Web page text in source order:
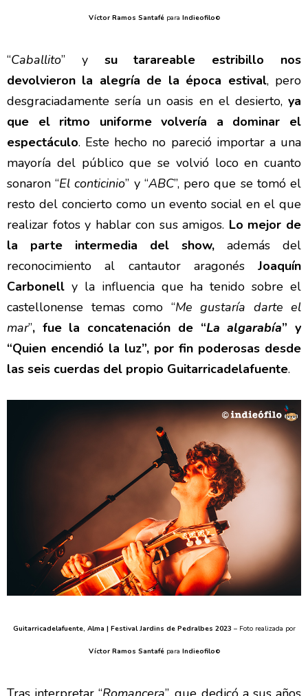
Víctor Ramos Santafépara Indieofilo©
“Caballito” y su tarareable estribillo nos
devolvieron la alegría de la época estival, pero
desgraciadamente sería un oasis en el desierto, ya
que el ritmo uniforme volvería a dominar el
espectáculo. Este hecho no pareció importar a una
mayoría del público que se volvió loco en cuanto
sonaron “El conticinio” y “ABC”, pero que se tomó el
resto del concierto como un evento social en el que
realizar fotos y hablar con sus amigos. Lo mejor de
la parte intermedia del show, además del
reconocimiento al cantautor aragonés Joaquín
Carbonell y la influencia que ha tenido sobre el
castellonense temas como “Me gustaría darte el
mar”, fue la concatenación de “La algarabía” y
“Quien encendió la luz”, por fin poderosas desde
las seis cuerdas del propio Guitarricadelafuente.
Guitarricadelafuente, Alma | Festival Jardins de Pedralbes 2023 – Foto realizada por
Víctor Ramos Santafépara Indieofilo©